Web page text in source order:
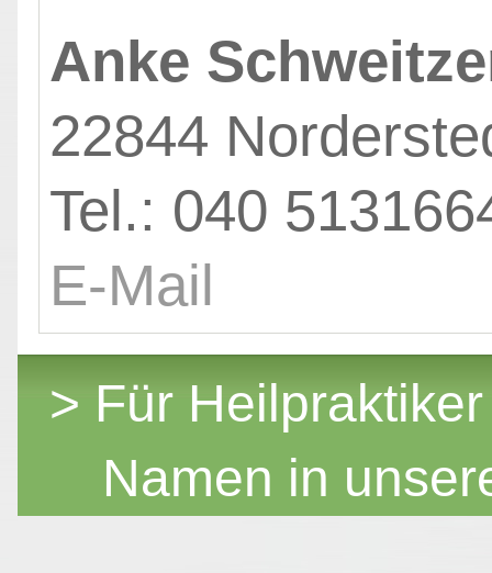
Anke
22844
Tel.: 040
E-Mail
> Für
Namen in